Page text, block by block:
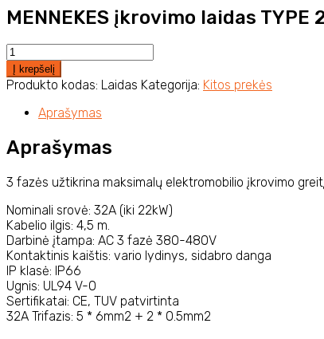
was:
200.00€.
is:
150.00€.
MENNEKES įkrovimo laidas TYPE
produkto
kiekis:
MENNEKES
laidas
2
–
2
(32A,
3
FAZĖS,
22
KW)
Į krepšelį
Produkto kodas: Laidas Kategorija: Kitos prekės
Aprašymas
Aprašymas
3 fazės užtikrina maksimalų elektromobilio įkrovimo
Nominali srovė: 32A (iki 22kW)
Kabelio ilgis: 4,5 m.
Darbinė įtampa: AC 3 fazė 380-480V
Kontaktinis kaištis: vario lydinys, sidabro danga
IP klasė: IP66
Ugnis: UL94 V-0
Sertifikatai: CE, TUV patvirtinta
32A Trifazis: 5 * 6mm2 + 2 * 0.5mm2